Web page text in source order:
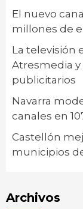
El nuevo
millones de
La televisión
Atresmedia
publicitarios
Navarra
canales en
Castellón
municipios
Archivos